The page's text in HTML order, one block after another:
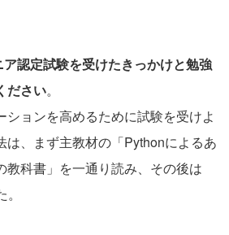
認定試験を受けたきっかけと勉強
ださい。
ションを高めるために試験を受けよ
は、まず主教材の「Pythonによるあ
教科書」を一通り読み、その後は